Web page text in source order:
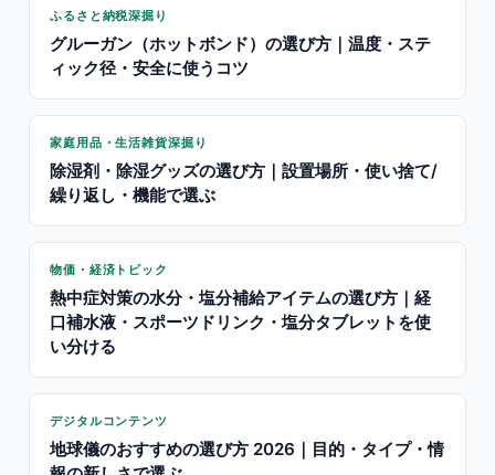
ふるさと納税深掘り
グルーガン（ホットボンド）の選び方｜温度・ステ
ィック径・安全に使うコツ
家庭用品・生活雑貨深掘り
除湿剤・除湿グッズの選び方｜設置場所・使い捨て/
繰り返し・機能で選ぶ
物価・経済トピック
熱中症対策の水分・塩分補給アイテムの選び方｜経
口補水液・スポーツドリンク・塩分タブレットを使
い分ける
デジタルコンテンツ
地球儀のおすすめの選び方 2026｜目的・タイプ・情